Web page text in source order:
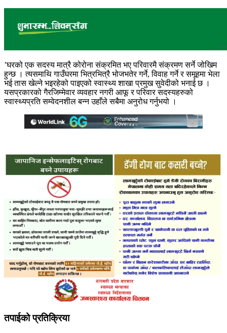
’घरको एक सदस्य मात्रै कोरोना संक्रमित भए परिवारमै संक्रमण सर्ने जोखिम
हुन्छ । त्यसमाथि गाउँघरमा भित्रभित्रै भोजभतेर गर्ने, विवाह गर्ने र समूहमा भेला
भई तास खेल्ने भइरहेको पाइएको स्वास्थ्य शाखा प्रमुख सुवेदीको भनाई छ ।
यसप्रकारको गैरजिम्मेवार व्यवहार नगरी आफू र परिवार सदस्यहरुको
स्वास्थ्यप्रति सम्वेदनशील बन्न उहाँले सबैमा अनुरोध गर्नुभयो ।
तपाईको प्रतिक्रिया